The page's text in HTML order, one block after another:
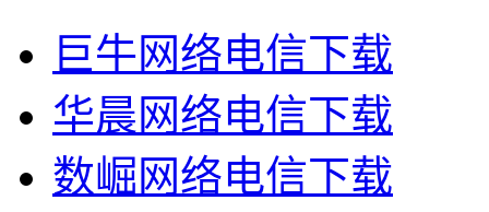
巨牛网络电信下载
华晨网络电信下载
数崛网络电信下载